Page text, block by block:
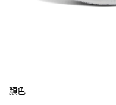
顏色